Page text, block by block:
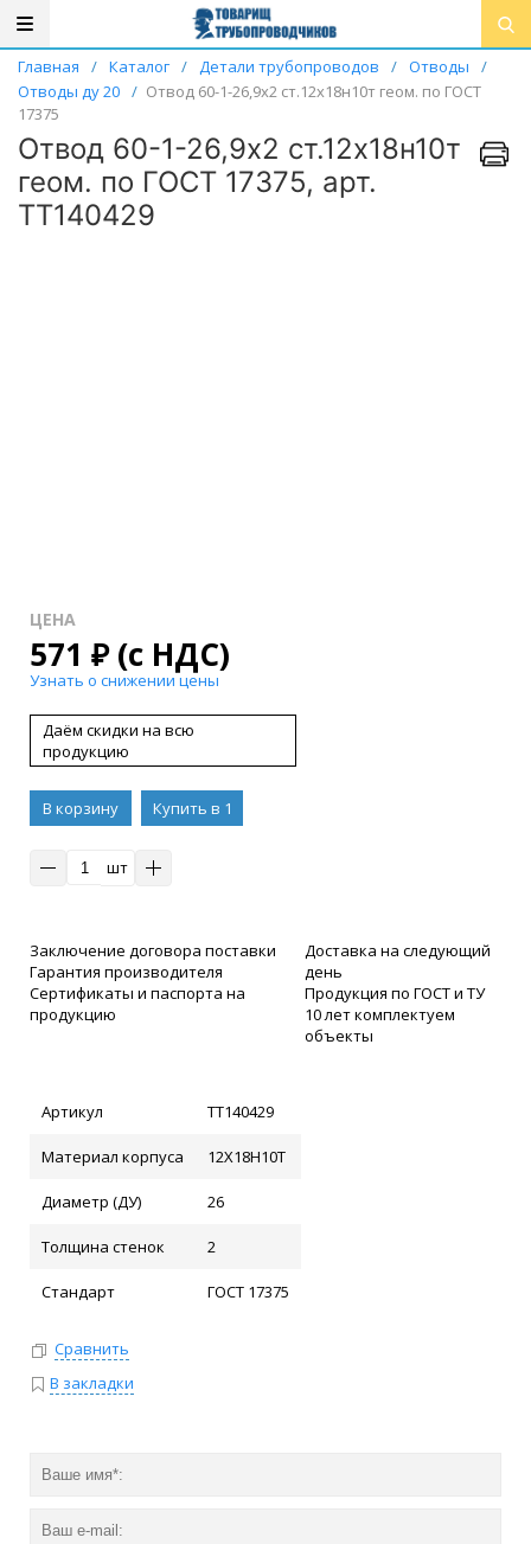
Главная / Каталог / Детали трубопроводов / Отводы
/
Отводы ду 20 / Отвод 60-1-26,9х2 ст.12х18н10т геом. по ГОСТ
17375
Отвод 60-1-26,9х2 ст.12х18н10т
геом. по ГОСТ 17375, арт.
ТТ140429
ЦЕНА
571 ₽(с НДС)
Узнать о снижении цены
Даём скидки на всю
продукцию
В корзину
Купить в 1
шт
Заключение договора поставки
Гарантия производителя
Сертификаты и паспорта на
продукцию
Доставка на следующий
день
Продукция по ГОСТ и ТУ
10 лет комплектуем
объекты
Артикул ТТ140429
Материал корпуса 12Х18Н10Т
Диаметр (ДУ) 26
Толщина стенок 2
Стандарт ГОСТ 17375
Сравнить
В закладки